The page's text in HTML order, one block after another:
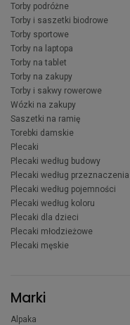
Torby podróżne
Torby i saszetki biodrowe
Torby sportowe
Torby na laptopa
Torby na tablet
Torby na zakupy
Torby i sakwy rowerowe
Wózki na zakupy
Saszetki na ramię
Torebki damskie
Plecaki
Plecaki według budowy
Plecaki według przeznaczenia
Plecaki według pojemności
Plecaki według koloru
Plecaki dla dzieci
Plecaki młodzieżowe
Plecaki męskie
Marki
Alpaka